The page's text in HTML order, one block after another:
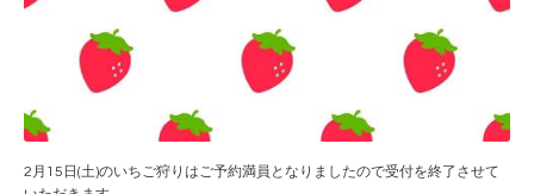
2月15日(土)のいちご狩りはご予約満員となりましたので受付を終了させて